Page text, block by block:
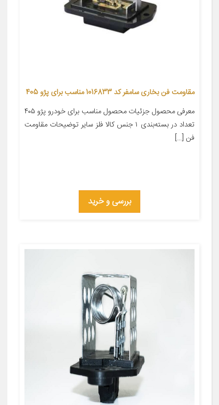
مقاومت فن بخاری سامفر کد 1016833 مناسب برای پژو 405
معرفی محصول جزئیات محصول مناسب برای خودرو پژو ۴۰۵
تعداد در بسته‌بندی ۱ جنس کالا فلز سایر توضیحات مقاومت
فن […]
بررسی و خرید